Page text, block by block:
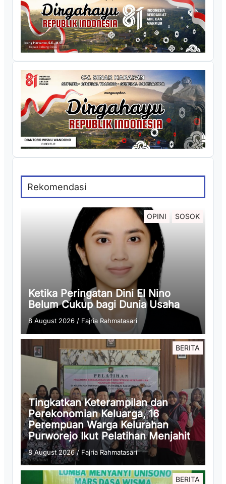
Rekomendasi
OPINI SOSOK
Ketika Peringatan Dini El Nino
Belum Cukup bagi Dunia Usaha
8 August 2026 / Fajria Rahmatasari
BERITA
Tingkatkan Keterampilan dan
Perekonomian Keluarga, 16
Perempuan Warga Kelurahan
Purworejo Ikut Pelatihan Menjahit
8 August 2026/ Fajria Rahmatasari
BERITA